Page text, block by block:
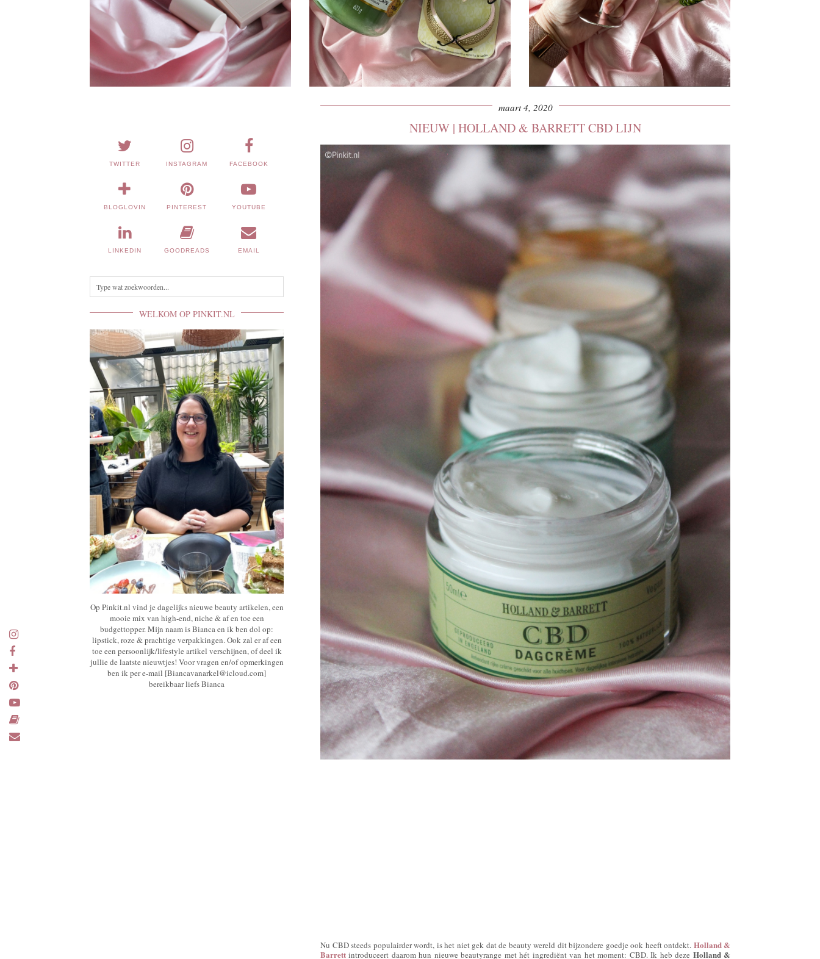
maart 4, 2020
NIEUW | HOLLAND & BARRETT CBD LIJN
Nu CBD steeds populairder wordt, is het niet gek dat de beauty wereld dit bijzondere goedje ook heeft ontdekt. Holland &
Barrett introduceert daarom hun nieuwe beautyrange met hét ingrediënt van het moment: CBD. Ik heb deze Holland &
TWITTER INSTAGRAM FACEBOOK
BLOGLOVIN PINTEREST YOUTUBE
LINKEDIN GOODREADS EMAIL
WELKOM OP PINKIT.NL
Op Pinkit.nl vind je dagelijks nieuwe beauty artikelen, een
mooie mix van high-end, niche & af en toe een
budgettopper. Mijn naam is Bianca en ik ben dol op:
lipstick, roze & prachtige verpakkingen. Ook zal er af een
toe een persoonlijk/lifestyle artikel verschijnen, of deel ik
jullie de laatste nieuwtjes! Voor vragen en/of opmerkingen
ben ik per e-mail [Biancavanarkel@icloud.com]
bereikbaar liefs Bianca